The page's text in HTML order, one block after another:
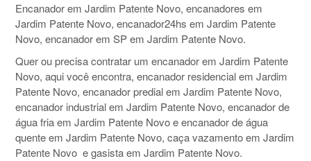
Encanador em Jardim Patente Novo, encanadores em
Jardim Patente Novo, encanador24hs em Jardim Patente
Novo, encanador em SP em Jardim Patente Novo.
Quer ou precisa contratar um encanador em Jardim Patente
Novo, aqui você encontra, encanador residencial em Jardim
Patente Novo, encanador predial em Jardim Patente Novo,
encanador industrial em Jardim Patente Novo, encanador de
água fria em Jardim Patente Novo e encanador de água
quente em Jardim Patente Novo, caça vazamento em Jardim
Patente Novo e gasista em Jardim Patente Novo.